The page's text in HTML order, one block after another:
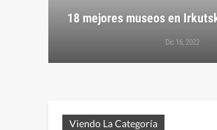
18 mejores museos en
Dic 16, 2022
Viendo La Categoría